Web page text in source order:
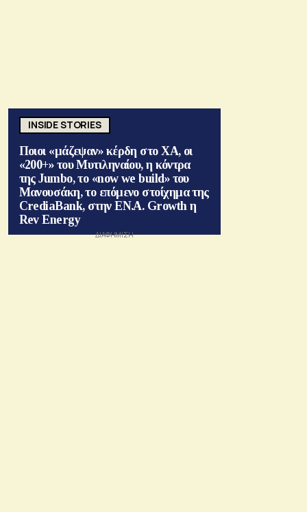
INSIDE STORIES
Ποιοι «μάζεψαν» κέρδη στο ΧΑ, οι
«200+» του Μυτιληναίου, η κόντρα
της Jumbo, το «now we build» του
Μανουσάκη, το επόμενο στοίχημα της
CrediaBank, στην ΕΝ.Α. Growth η
Rev Energy